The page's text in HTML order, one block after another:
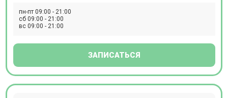
пн-пт 09:00 - 21:00
сб 09:00 - 21:00
вс 09:00 - 21:00
ЗАПИСАТЬСЯ